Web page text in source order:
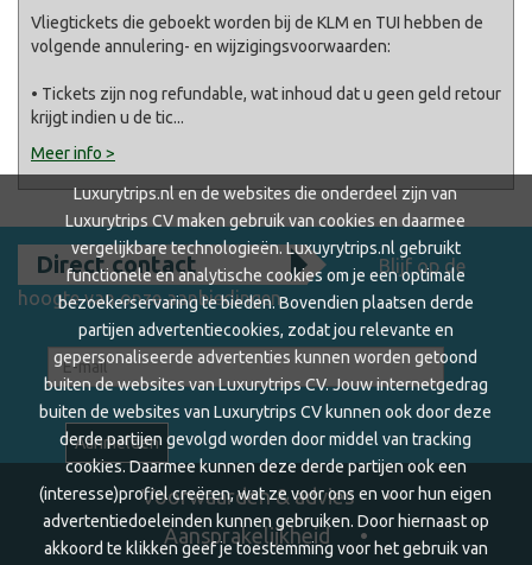
Luxurytrips.nl en de websites die onderdeel zijn van
Luxurytrips CV maken gebruik van cookies en daarmee
vergelijkbare technologieën. Luxuyrytrips.nl gebruikt
functionele en analytische cookies om je een optimale
bezoekerservaring te bieden. Bovendien plaatsen derde
partijen advertentiecookies, zodat jou relevante en
gepersonaliseerde advertenties kunnen worden getoond
buiten de websites van Luxurytrips CV. Jouw internetgedrag
buiten de websites van Luxurytrips CV kunnen ook door deze
derde partijen gevolgd worden door middel van tracking
cookies. Daarmee kunnen deze derde partijen ook een
(interesse)profiel creëren, wat ze voor ons en voor hun eigen
advertentiedoeleinden kunnen gebruiken. Door hiernaast op
akkoord te klikken geef je toestemming voor het gebruik van
Vliegtickets die geboekt worden bij de KLM en TUI hebben de
volgende annulering- en wijzigingsvoorwaarden:
• Tickets zijn nog refundable, wat inhoud dat u geen geld retour
krijgt indien u de tic...
Meer info >
Direct contact
Blijf op de
hoogte van onze aanbiedingen
Voorwaarden & advies
Aansprakelijkheid